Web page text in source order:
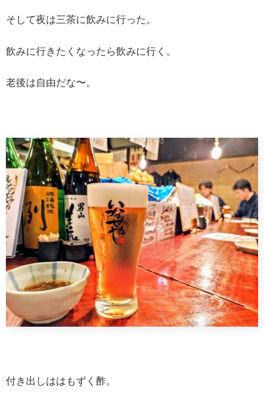
そして夜は三茶に飲みに行った。
飲みに行きたくなったら飲みに行く。
老後は自由だな〜。
付き出しははもずく酢。